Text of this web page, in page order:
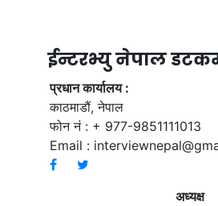
ईन्टरभ्यु नेपाल
प्रधान कार्यालय :
काठमाडौं, नेपाल
फोन नं : + 977-9851111013
Email :
अध्यक्ष